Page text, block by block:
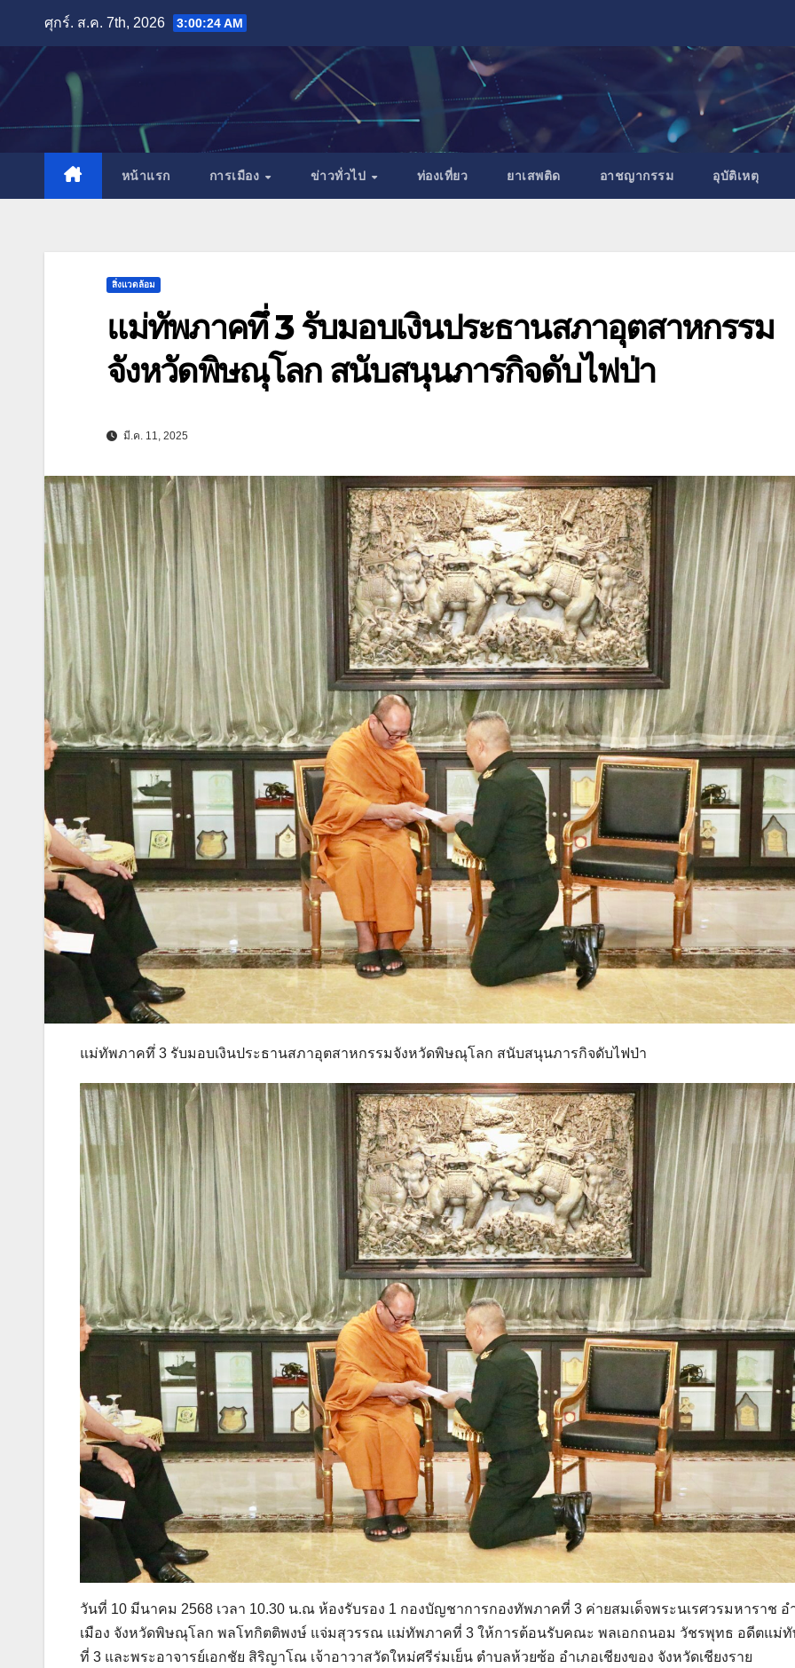
content
ศุกร์. ส.ค. 7th, 2026 3:00:27 AM
หน้าแรก การเมือง ข่าวทั่วไป ท่องเที่ยว ยาเสพติด อาชญากรรม อุบัติเหตุ
แม่ทัพภาคทึ่ 3 รับมอบเงินประธานสภาอุตสาหกรรม
จังหวัดพิษณุโลก สนับสนุนภารกิจดับไฟป่า
แม่ทัพภาคทึ่ 3 รับมอบเงินประธานสภาอุตสาหกรรมจังหวัดพิษณุโลก สนับสนุนภารกิจดับไฟป่า
วันที่ 10 มีนาคม 2568 เวลา 10.30 น.ณ ห้องรับรอง 1 กองบัญชาการกองทัพภาคที่ 3 ค่ายสมเด็จพระนเรศวรมหาราช อ
ที่ 3 และพระอาจารย์เอกชัย สิริญาโณ เจ้าอาวาสวัดใหม่ศรีร่มเย็น ตำบลห้วยซ้อ อำเภอเชียงของ จังหวัดเชียงราย